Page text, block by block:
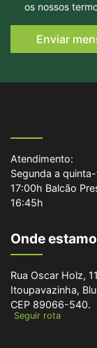
os nossos
Enviar
Atendimento:
Segunda a
17:00h Balcão
16:45h
Onde
Rua Oscar Holz,
Itoupavazinha,
CEP 89066-540.
Seguir rota